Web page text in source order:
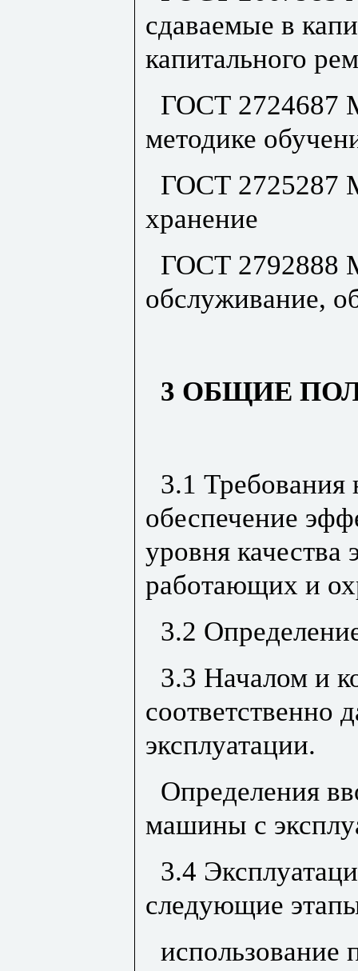
сдаваемые в
капитального
ГОСТ 2724687
методике
ГОСТ 2725287
хранение
ГОСТ 2792888
обслуживание,
3 ОБЩИЕ
3.1 Требования
обеспечение
уровня
работающих и
3.2
3.3 Началом и
соответственно
эксплуатации.
Определения
машины с
3.4
следующие
использование